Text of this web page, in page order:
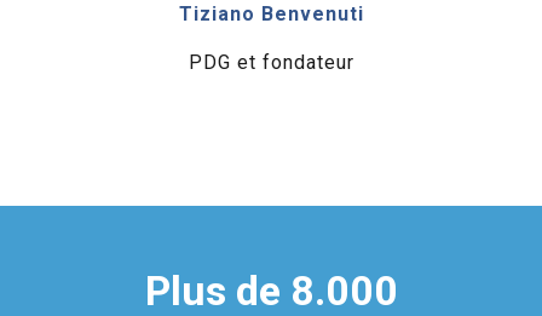
Tiziano Benvenuti
PDG et fondateur
Plus de 8.000